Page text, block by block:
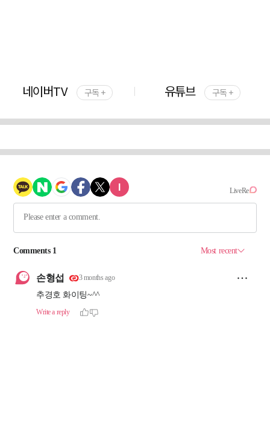
네이버TV 구독 + 유튜브 구독 +